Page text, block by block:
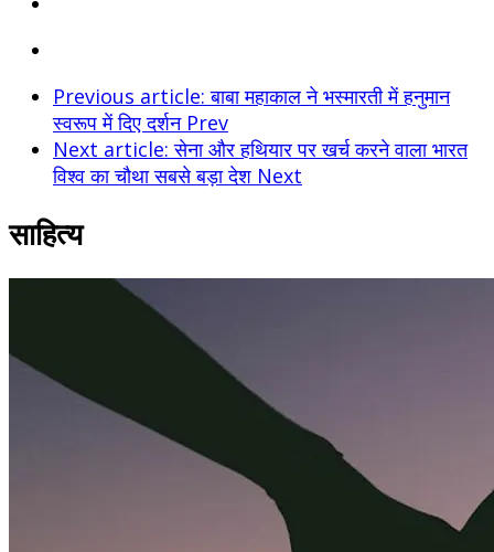
Previous article: बाबा महाकाल ने भस्मारती में हनुमान
स्वरूप में दिए दर्शन Prev
Next article: सेना और हथियार पर खर्च करने वाला भारत
विश्व का चौथा सबसे बड़ा देश Next
साहित्य